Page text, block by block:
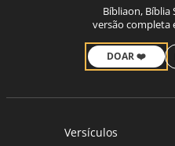
Bíbliaon, Bíblia
versão completa
DOAR ❤️
Versículos